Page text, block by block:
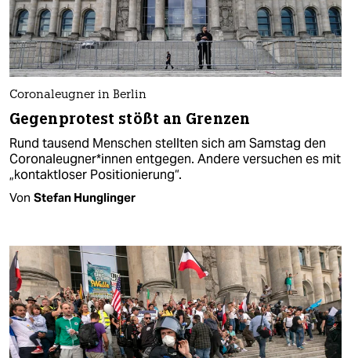
Coronaleugner in Berlin
Gegenprotest stößt an Grenzen
Rund tausend Menschen stellten sich am Samstag den
Coronaleugner*innen entgegen. Andere versuchen es mit
„kontaktloser Positionierung“.
Von Stefan Hunglinger